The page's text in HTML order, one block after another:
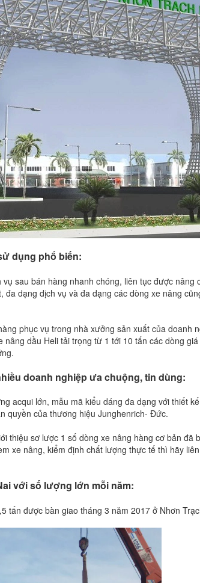
dụng phổ biến:
sau bán hàng nhanh chóng, liên tục được nâng
đa dạng dịch vụ và đa dạng các dòng xe nâng
phục vụ trong nhà xưởng sản xuất của doanh
dầu Heli tải trọng từ 1 tới 10 tấn các dòng
doanh nghiệp ưa chuộng, tin dùng:
acqui lớn, mẫu mã kiểu dáng đa dạng với thiết
quyền của thương hiệu Junghenrich- Đức.
thiệu sơ lược 1 số dòng xe nâng hàng cơ bản đã
xe nâng, kiểm định chất lượng thực tế thì hãy
với số lượng lớn mỗi năm:
tấn được bàn giao tháng 3 năm 2017 ở Nhơn